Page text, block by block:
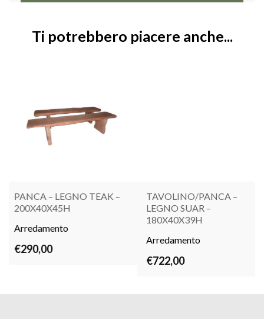
Ti potrebbero piacere anche...
LEGGI TUTTO
PANCA – LEGNO TEAK –
200X40X45H
Arredamento
€290,00
TAVOLINO/PANCA –
LEGNO SUAR –
180X40X39H
Arredamento
€722,00